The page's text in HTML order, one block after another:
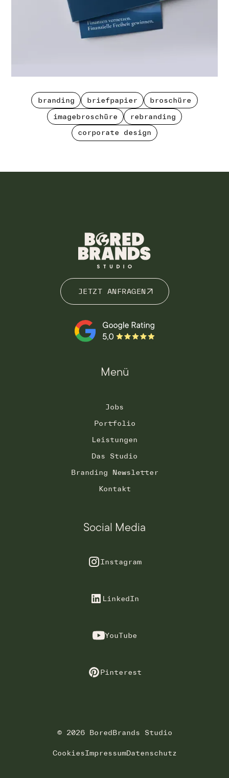
branding
branding
briefpapier
briefpapier
broschüre
broschüre
imagebroschüre
imagebroschüre
rebranding
rebranding
corporate design
corporate design
JETZT ANFRAGEN
Menü
Jobs
Portfolio
Leistungen
Das Studio
Branding Newsletter
Kontakt
Social Media
Instagram
LinkedIn
YouTube
Pinterest
© 2026 BoredBrands Studio
CookiesImpressumDatenschutz